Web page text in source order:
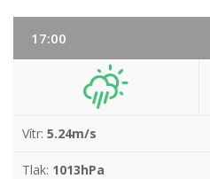
17:00
Vítr: 5.24m/s
Tlak: 1013hPa